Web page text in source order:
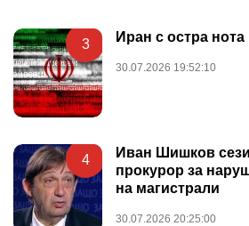
3 Иран с остра
30.07.2026 19:52:10
4
Иван Шишков
прокурор за
на магистрали
30.07.2026 20:25:00